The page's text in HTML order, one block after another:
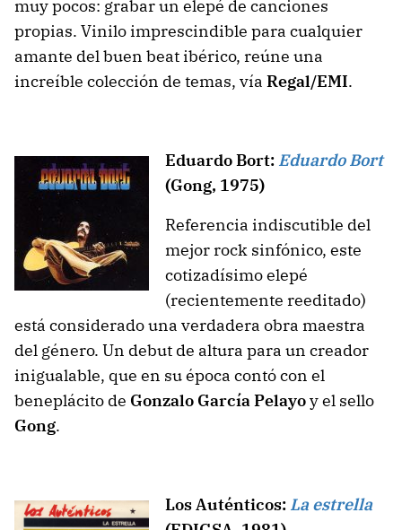
muy pocos: grabar un elepé de canciones
propias. Vinilo imprescindible para cualquier
amante del buen beat ibérico, reúne una
increíble colección de temas, vía Regal/EMI.
Eduardo Bort: Eduardo Bort
(Gong, 1975)
Referencia indiscutible del
mejor rock sinfónico, este
cotizadísimo elepé
(recientemente reeditado)
está considerado una verdadera obra maestra
del género. Un debut de altura para un creador
inigualable, que en su época contó con el
beneplácito de Gonzalo García Pelayoy el sello
Gong.
Los Auténticos: La estrella